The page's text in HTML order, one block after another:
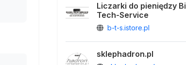
Liczarki do pieniędzy
Tech-Service
b-t-s.istore.pl
sklephadron.pl